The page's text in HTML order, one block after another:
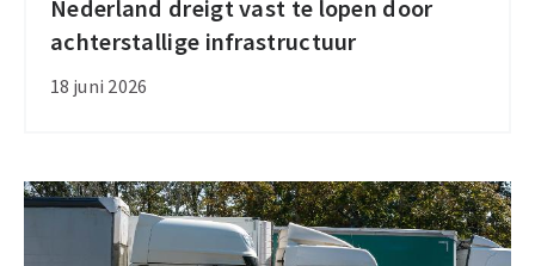
Nederland dreigt vast te lopen door
achterstallige infrastructuur
18 juni 2026
Nederland
dreigt
vast
door
achterstallige
infrastructuur